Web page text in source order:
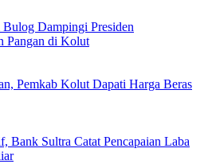
Dampingi Presiden
Pangan di Kolut
Pemkab Kolut Dapati Harga Beras
Bank Sultra Catat Pencapaian Laba